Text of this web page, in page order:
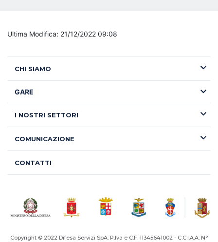
Ultima Modifica: 21/12/2022 09:08
CHI SIAMO
GARE
I NOSTRI SETTORI
COMUNICAZIONE
CONTATTI
Copyright © 2022 Difesa Servizi SpA. P.Iva e C.F. 11345641002 - C.C.I.A.A. N°